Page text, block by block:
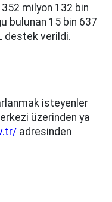
milyon 132 bin
bulunan 15 bin 637
destek verildi.
isteyenler
üzerinden ya
adresinden